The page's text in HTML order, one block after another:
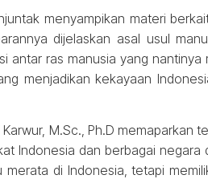
menyampikan materi
dijelaskan asal usul
antar ras manusia yang
menjadikan kekayaan
M.Sc., Ph.D
Indonesia dan berbagai
di Indonesia, tetapi